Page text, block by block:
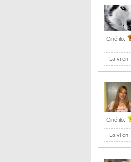
Cinéfilo:
La vi en:
Cinéfilo:
La vi en: